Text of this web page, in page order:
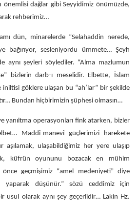
önemlisi dağlar gibi Seyyidimiz önümüzde,
rehberimiz…
dün, minarelerde “Selahaddin nerede,
bağırıyor, sesleniyordu ümmete… Şeyh
aynı şeyleri söylediler. “Alma mazlumun
bizlerin darb-ı meselidir. Elbette, İslam
göklere ulaşan bu “ah’lar” bir şekilde
Bundan hiçbirimizin şüphesi olmasın…
yanıltma operasyonları fink atarken, bizler
Maddî-manevî güçlerimizi harekete
aşılamak, ulaşabildiğimiz her yere ulaşıp
küfrün oyununu bozacak en mühim
geçmişimiz “amel medeniyeti” diye
yaparak düşünür.” sözü ceddimiz için
usul olarak aynı şey geçerlidir… Lakin Hz.